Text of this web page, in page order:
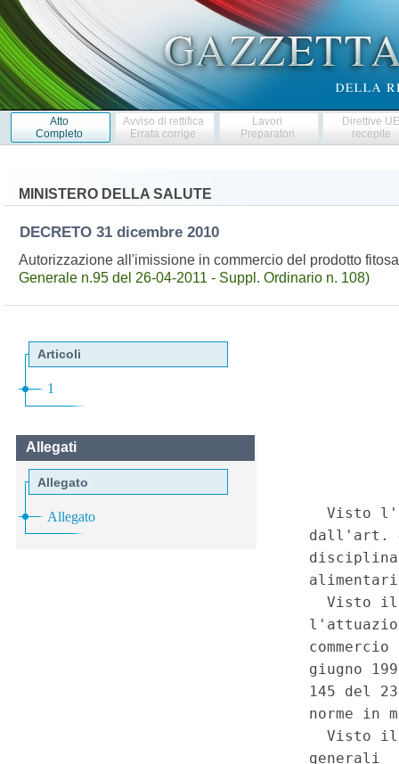
Atto
Completo
Avviso di rettifica
Errata corrige
Lavori
Preparatori
Direttive
recepite
MINISTERO DELLA SALUTE
DECRETO 31 dicembre 2010
Autorizzazione all'imissione in commercio del prodotto
Generale n.95 del 26-04-2011 - Suppl. Ordinario n. 108)